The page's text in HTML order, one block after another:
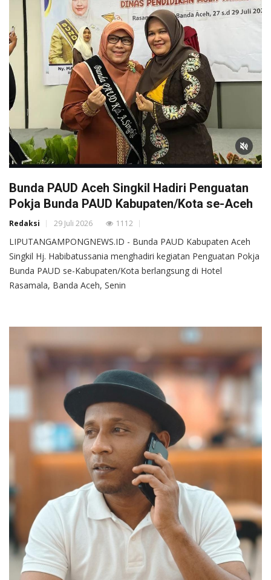
Bunda PAUD Aceh Singkil Hadiri Penguatan
Pokja Bunda PAUD Kabupaten/Kota se-Aceh
Redaksi 29 Juli 2026 1112
LIPUTANGAMPONGNEWS.ID - Bunda PAUD Kabupaten Aceh
Singkil Hj. Habibatussania menghadiri kegiatan Penguatan Pokja
Bunda PAUD se-Kabupaten/Kota berlangsung di Hotel
Rasamala, Banda Aceh, Senin